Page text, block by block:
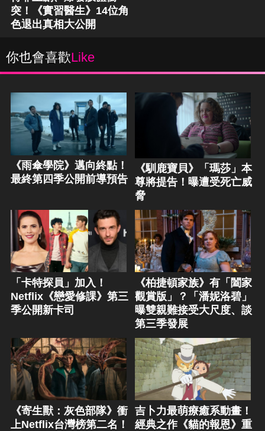
突！《實習醫生》14位角
色退出真相大公開
你也會喜歡Like
《雨傘學院》邁向終點！
最終第四季公開前導預告
《馴鹿寶貝》「瑪莎」本
尊將提告！曝遭受死亡威
脅
「卡特探員」加入！
Netflix《戀愛修課》第三
季公開新卡司
《柏捷頓家族》有「闔家
觀賞版」？「潘妮洛碧」
曝雙親難接受大尺度、談
第三季發展
《寄生獸：灰色部隊》衝
上Netflix台灣榜第二名！
吉卜力最萌療癒系動畫！
經典之作《貓的報恩》重